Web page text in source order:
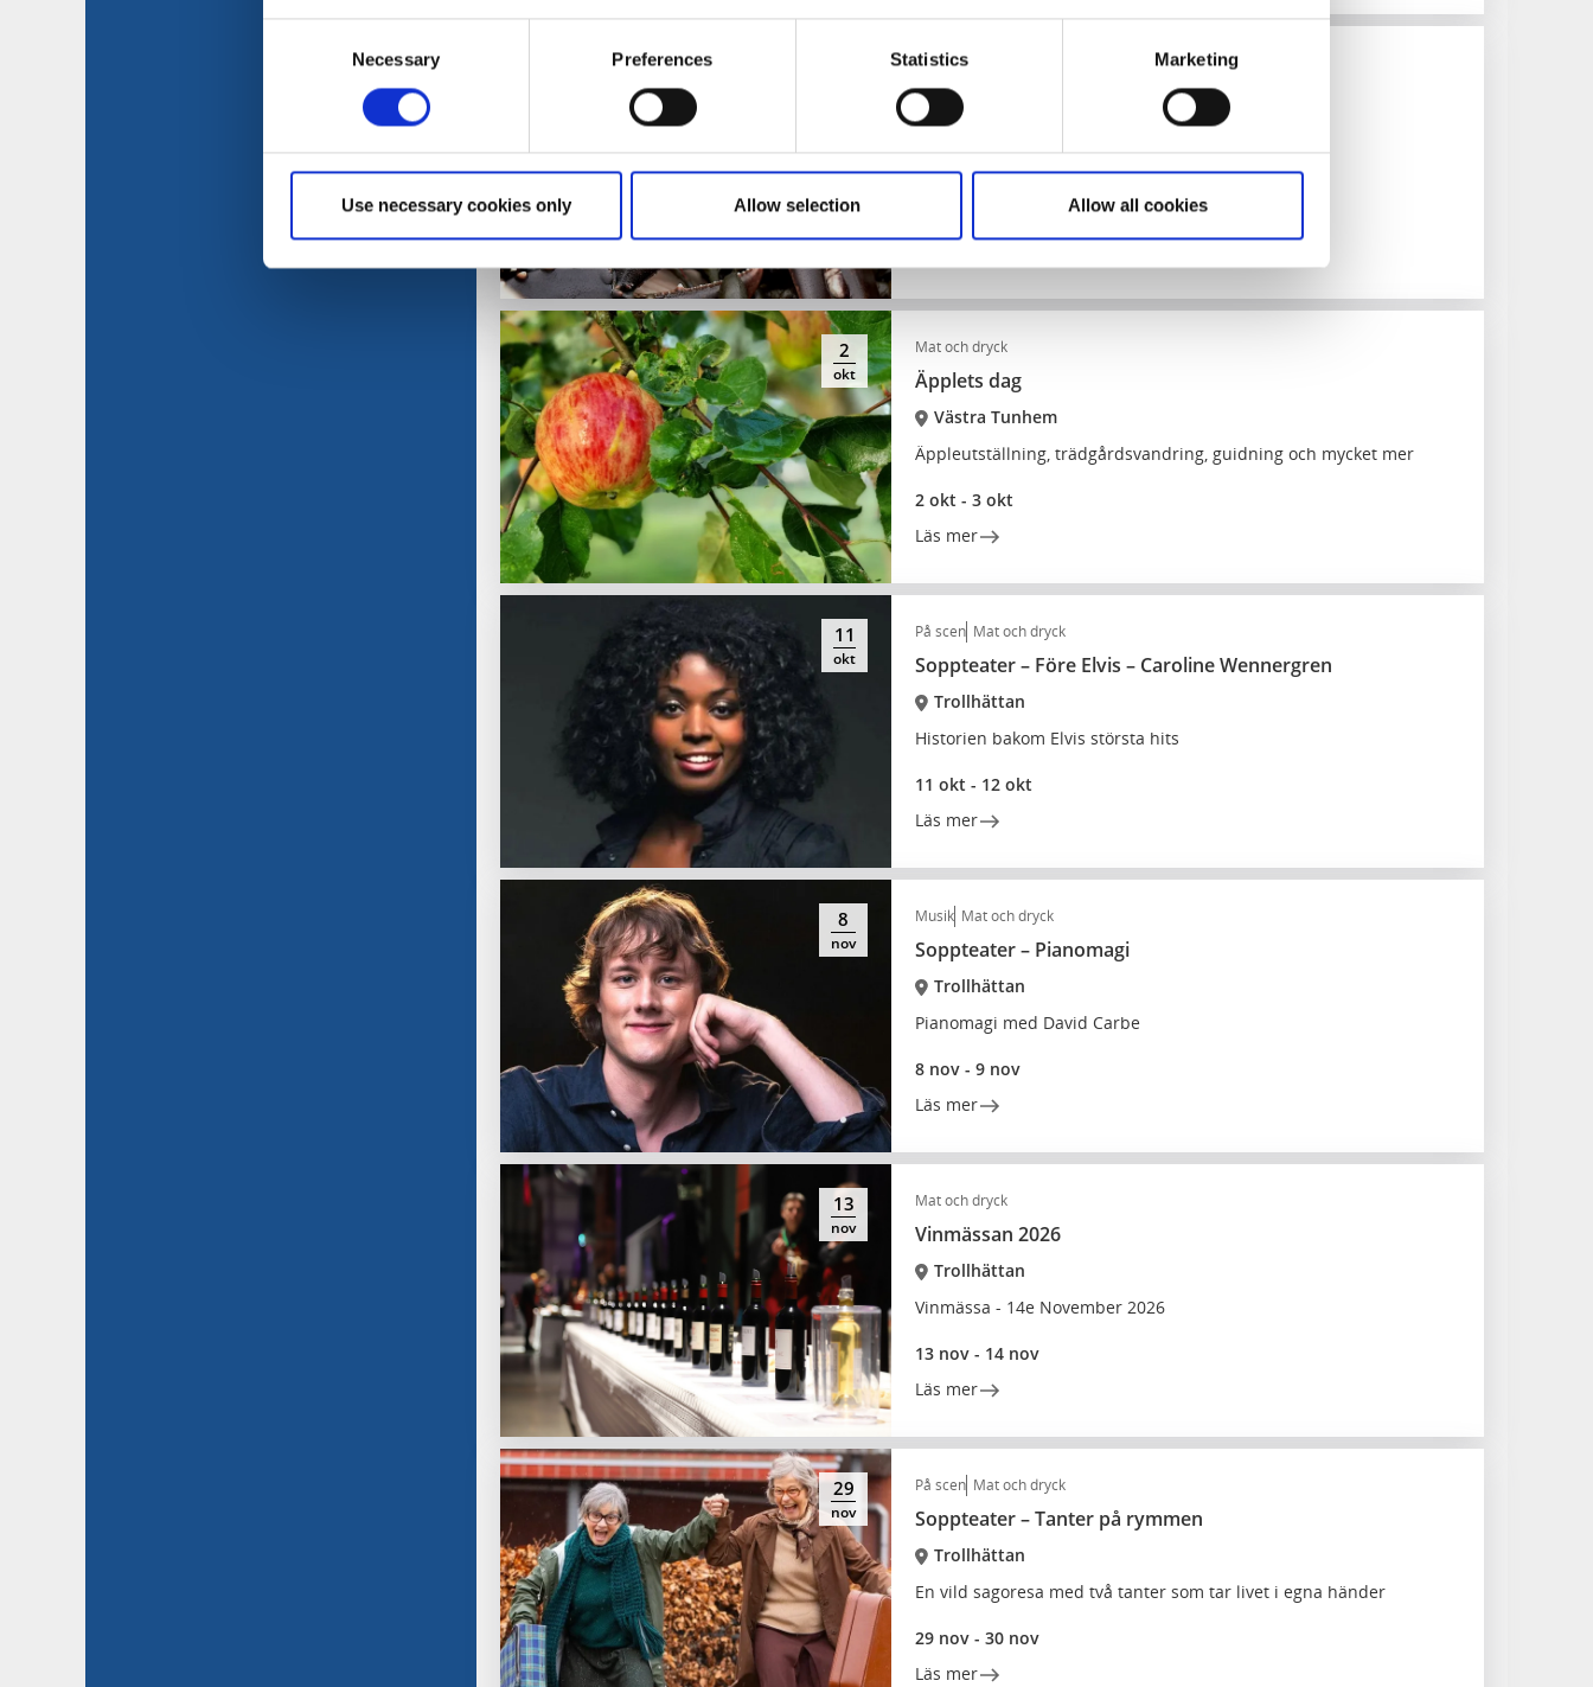
Necessary Preferences Statistics Marketing
Use necessary cookies only Allow selection Allow all cookies
Mat och dryck
Hummerlördag
Trollhättan
Vi hyllar havets guld!
2
okt
Mat och dryck
Äpplets dag
Västra Tunhem
Äppleutställning, trädgårdsvandring, guidning och mycket mer
2 okt - 3 okt
Läs mer
11
okt
På scen Mat och dryck
Soppteater – Före Elvis – Caroline Wennergren
Trollhättan
Historien bakom Elvis största hits
11 okt - 12 okt
Läs mer
8
nov
Musik Mat och dryck
Soppteater – Pianomagi
Trollhättan
Pianomagi med David Carbe
8 nov - 9 nov
Läs mer
13
nov
Mat och dryck
Vinmässan 2026
Trollhättan
Vinmässa - 14e November 2026
13 nov - 14 nov
Läs mer
29
nov
På scen Mat och dryck
Soppteater – Tanter på rymmen
Trollhättan
En vild sagoresa med två tanter som tar livet i egna händer
29 nov - 30 nov
Läs mer